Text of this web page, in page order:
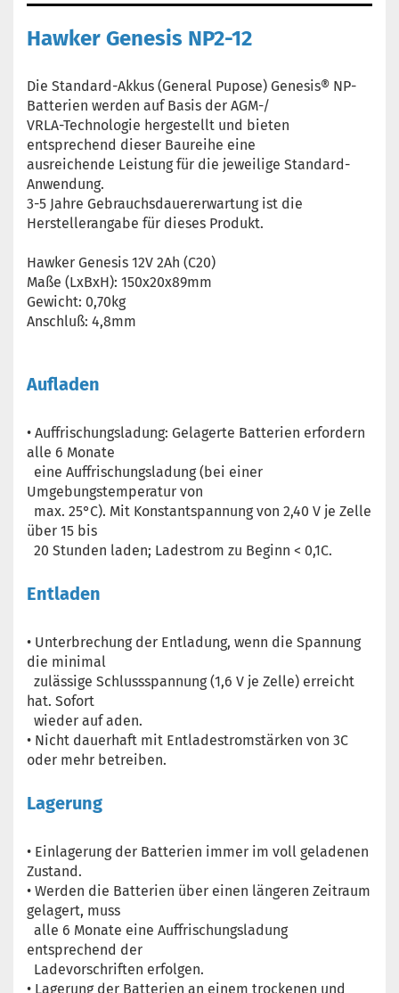
Hawker Genesis NP2-12
Die Standard-Akkus (General Pupose) Genesis® NP-
Batterien werden auf Basis der AGM-/
VRLA-Technologie hergestellt und bieten
entsprechend dieser Baureihe eine
ausreichende Leistung für die jeweilige Standard-
Anwendung.
3-5 Jahre Gebrauchsdauererwartung ist die
Herstellerangabe für dieses Produkt.
Hawker Genesis 12V 2Ah (C20)
Maße (LxBxH): 150x20x89mm
Gewicht: 0,70kg
Anschluß: 4,8mm
Aufladen
• Auffrischungsladung: Gelagerte Batterien erfordern
alle 6 Monate
eine Auffrischungsladung (bei einer
Umgebungstemperatur von
max. 25°C). Mit Konstantspannung von 2,40 V je Zelle
über 15 bis
20 Stunden laden; Ladestrom zu Beginn < 0,1C.
Entladen
• Unterbrechung der Entladung, wenn die Spannung
die minimal
zulässige Schlussspannung (1,6 V je Zelle) erreicht
hat. Sofort
wieder auf aden.
• Nicht dauerhaft mit Entladestromstärken von 3C
oder mehr betreiben.
Lagerung
• Einlagerung der Batterien immer im voll geladenen
Zustand.
• Werden die Batterien über einen längeren Zeitraum
gelagert, muss
alle 6 Monate eine Auffrischungsladung
entsprechend der
Ladevorschriften erfolgen.
• Lagerung der Batterien an einem trockenen und